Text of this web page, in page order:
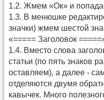
1.2. Жмем «Ок» и
1.3. В менюшке
значки) жмем шестой
«===== Заголовок
1.4. Вместо слова
статьи (по пять знаков
оставляем), а далее -
отделяются двумя
кавычек. Много